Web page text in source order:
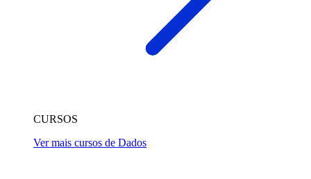
CURSOS
Ver mais cursos de Dados